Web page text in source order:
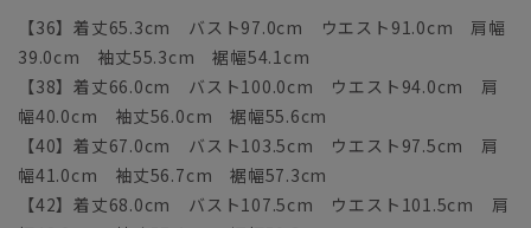
【36】着丈65.3cm バスト97.0cm ウエスト91.0cm 肩幅
39.0cm 袖丈55.3cm 裾幅54.1cm
【38】着丈66.0cm バスト100.0cm ウエスト94.0cm 肩
幅40.0cm 袖丈56.0cm 裾幅55.6cm
【40】着丈67.0cm バスト103.5cm ウエスト97.5cm 肩
幅41.0cm 袖丈56.7cm 裾幅57.3cm
【42】着丈68.0cm バスト107.5cm ウエスト101.5cm 肩